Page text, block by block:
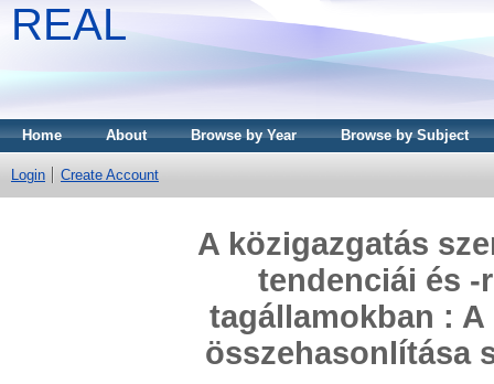
REAL
Home About Browse by Year Browse by Subject
Login Create Account
A közigazgatás
tendenciái és -
tagállamokban :
összehasonlítása